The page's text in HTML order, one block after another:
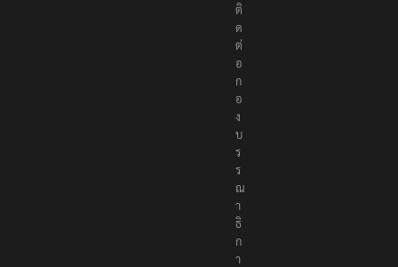
อ
ติ
ด
ต่
อ
ก
อ
ง
บ
ร
ร
ณ
า
ธิ
ก